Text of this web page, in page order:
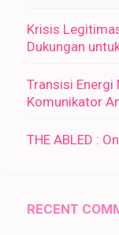
Krisis
Dukungan
Transisi Energi
Komunikator
THE ABLED :
RECENT